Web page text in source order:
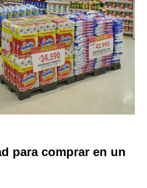
para comprar en un